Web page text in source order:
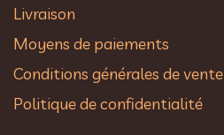
Livraison
Moyens de paiements
Conditions générales de vente
Politique de confidentialité